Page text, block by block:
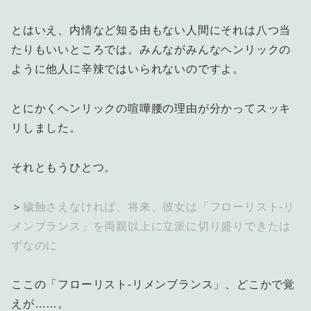
とはいえ、内情など知る由もない人間にそれは八つ当
たりもいいところでは。みんながみんなヘンリックの
ように他人に辛辣ではいられないのですよ。
とにかくヘンリックの喧嘩腰の理由が分かってスッキ
リしました。
それともうひとつ。
＞ 穢蝕さえなければ、将来、彼女は「フローリスト-リ
メンブランス」を両親以上に立派に切り盛りできたは
ずなのに
ここの「フローリスト-リメンブランス」、どこかで覚
えが……。